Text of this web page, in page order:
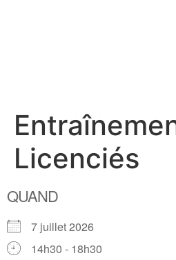
Licenciés
QUAND
7 juillet 2026
14h30 - 18h30